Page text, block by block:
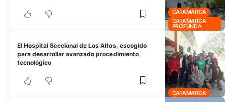
CATAMARCA
CATAMARCA
PROFUNDA
CATAMARCA
El Hospital Seccional de Los Altos, escogido
para desarrollar avanzado procedimiento
tecnológico